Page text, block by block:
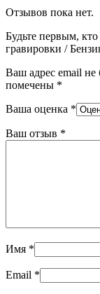
Отзывов пока нет.
Будьте первым,
гравировки /
Ваш адрес email не
помечены *
Ваша оценка *
Ваш отзыв *
Имя *
Email *